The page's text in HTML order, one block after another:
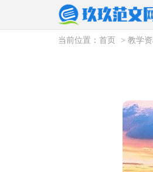
当前位置： 首页 > 教学